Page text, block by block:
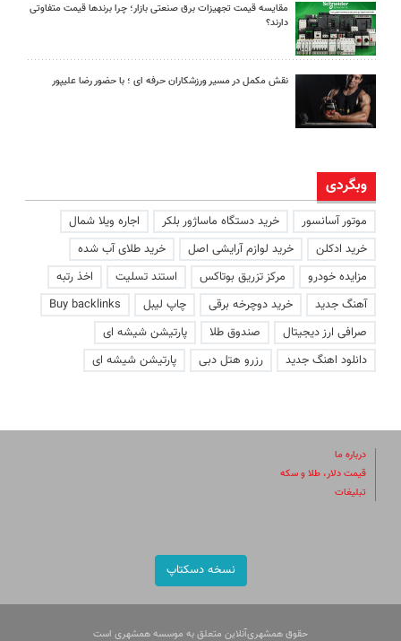
مقایسه قیمت تجهیزات برق صنعتی بازار؛ چرا برندها قیمت متفاوتی
دارند؟
نقش مکمل در مسیر ورزشکاران حرفه ای ؛ با حضور رضا علیپور
وبگردی
موتور آسانسور خرید دستگاه ماساژور بلکر
اجاره ویلا شمال
خرید ادکلن
خرید لوازم آرایشی اصل
خرید طلای آب شده
مزایده خودرو
مرکز تزریق بوتاکس استند تسلیت
اخذ رتبه
آهنگ جدید
خرید دوچرخه برقی چاپ لیبل
Buy backlinks
صرافی ارز دیجیتال
صندوق طلا
پارتیشن شیشه ای
دانلود اهنگ جدید
رزرو هتل دبی پارتیشن شیشه ای
درباره ما
قیمت دلار، طلا و سکه
تبلیغات
نسخه دسکتاپ
حقوق همشهری‌آنلاین متعلق به موسسه همشهری است